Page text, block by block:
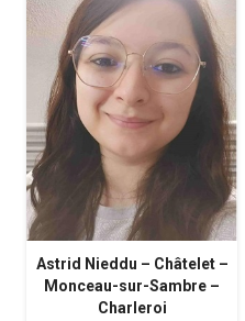
Astrid Nieddu – Châtelet –
Monceau-sur-Sambre –
Charleroi